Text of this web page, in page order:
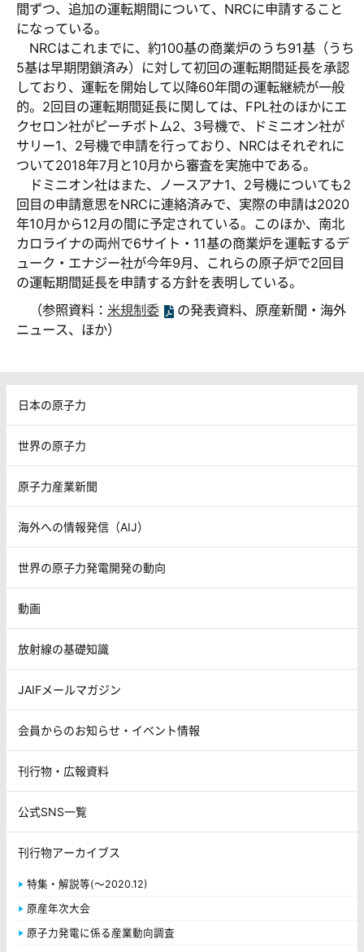
間ずつ、追加の運転期間について、NRCに申請すること
になっている。
NRCはこれまでに、約100基の商業炉のうち91基（うち
5基は早期閉鎖済み）に対して初回の運転期間延長を承認
しており、運転を開始して以降60年間の運転継続が一般
的。2回目の運転期間延長に関しては、FPL社のほかにエ
クセロン社がピーチボトム2、3号機で、ドミニオン社が
サリー1、2号機で申請を行っており、NRCはそれぞれに
ついて2018年7月と10月から審査を実施中である。
ドミニオン社はまた、ノースアナ1、2号機についても2
回目の申請意思をNRCに連絡済みで、実際の申請は2020
年10月から12月の間に予定されている。このほか、南北
カロライナの両州で6サイト・11基の商業炉を運転するデ
ューク・エナジー社が今年9月、これらの原子炉で2回目
の運転期間延長を申請する方針を表明している。
（参照資料： 米規制委
の発表資料、原産新聞・海外
ニュース、ほか）
日本の原子力
世界の原子力
原子力産業新聞
海外への情報発信（AIJ）
世界の原子力発電開発の動向
動画
放射線の基礎知識
JAIFメールマガジン
会員からのお知らせ・イベント情報
刊行物・広報資料
公式SNS一覧
刊行物アーカイブス
特集・解説等(～2020.12)
原産年次大会
原子力発電に係る産業動向調査